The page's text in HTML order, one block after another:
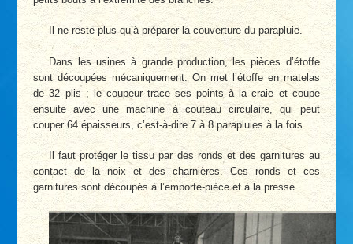
Il ne reste plus qu’à préparer la couverture du parapluie.
Dans les usines à grande production, les pièces d’étoffe
sont découpées mécaniquement. On met l’étoffe en matelas
de 32 plis ; le coupeur trace ses points à la craie et coupe
ensuite avec une machine à couteau circulaire, qui peut
couper 64 épaisseurs, c’est-à-dire 7 à 8 parapluies à la fois.
Il faut protéger le tissu par des ronds et des garnitures au
contact de la noix et des charnières. Ces ronds et ces
garnitures sont découpés à l’emporte-pièce et à la presse.